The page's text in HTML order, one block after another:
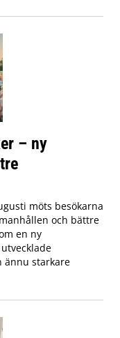
– ny
möts besökarna
och bättre
en ny
ännu starkare